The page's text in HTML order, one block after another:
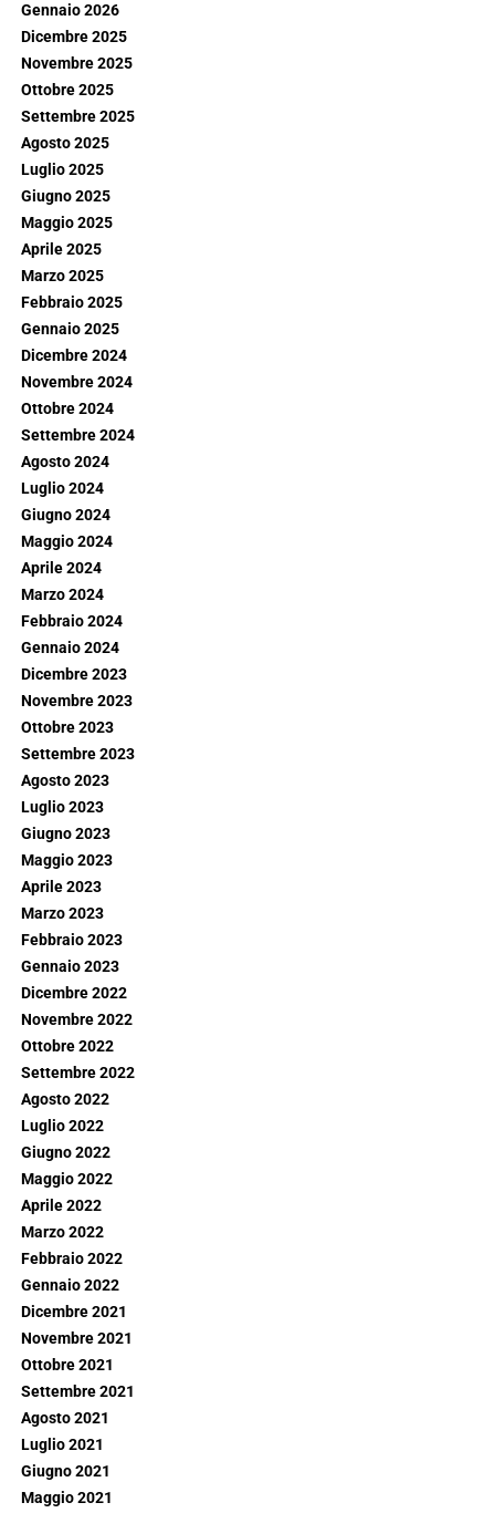
Gennaio 2026
Dicembre 2025
Novembre 2025
Ottobre 2025
Settembre 2025
Agosto 2025
Luglio 2025
Giugno 2025
Maggio 2025
Aprile 2025
Marzo 2025
Febbraio 2025
Gennaio 2025
Dicembre 2024
Novembre 2024
Ottobre 2024
Settembre 2024
Agosto 2024
Luglio 2024
Giugno 2024
Maggio 2024
Aprile 2024
Marzo 2024
Febbraio 2024
Gennaio 2024
Dicembre 2023
Novembre 2023
Ottobre 2023
Settembre 2023
Agosto 2023
Luglio 2023
Giugno 2023
Maggio 2023
Aprile 2023
Marzo 2023
Febbraio 2023
Gennaio 2023
Dicembre 2022
Novembre 2022
Ottobre 2022
Settembre 2022
Agosto 2022
Luglio 2022
Giugno 2022
Maggio 2022
Aprile 2022
Marzo 2022
Febbraio 2022
Gennaio 2022
Dicembre 2021
Novembre 2021
Ottobre 2021
Settembre 2021
Agosto 2021
Luglio 2021
Giugno 2021
Maggio 2021